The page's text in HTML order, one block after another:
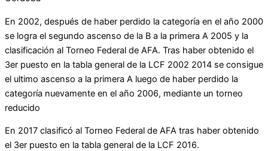
En 2002, después de haber perdido la categoría en el año 2000
se logra el segundo ascenso de la B a la primera A 2005 y la
clasificación al Torneo Federal de AFA. Tras haber obtenido el
3er puesto en la tabla general de la LCF 2002 2014 se consigue
el ultimo ascenso a la primera A luego de haber perdido la
categoría nuevamente en el año 2006, mediante un torneo
reducido
En 2017 clasificó al Torneo Federal de AFA tras haber obtenido
el 3er puesto en la tabla general de la LCF 2016.